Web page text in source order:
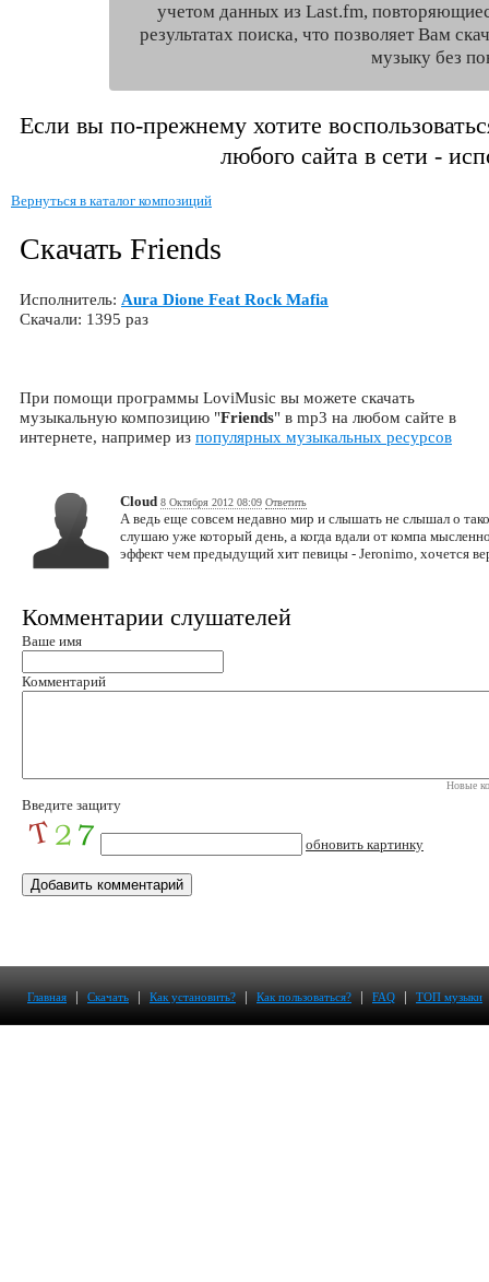
учетом данных из Last.fm,
результатах поиска, что позволяет Вам
музыку без
Если вы по-прежнему хотите
любого сайта в сети -
Вернуться в каталог композиций
Скачать Friends
Исполнитель: Aura Dione Feat Rock Mafia
Скачали: 1395 раз
При помощи программы LoviMusic вы можете скачать
музыкальную композицию "Friends" в mp3 на любом сайте в
интернете, например из популярных музыкальных ресурсов
Cloud 8 Октября 2012 08:09 Ответить
А ведь еще совсем недавно мир и слышать не слышал о
слушаю уже который день, а когда вдали от компа
эффект чем предыдущий хит певицы - Jeronimo, хочется
Комментарии слушателей
Ваше имя
Комментарий
Новые
Введите защиту
обновить картинку
Главная | Скачать | Как установить? | Как пользоваться? | FAQ | ТОП музыки